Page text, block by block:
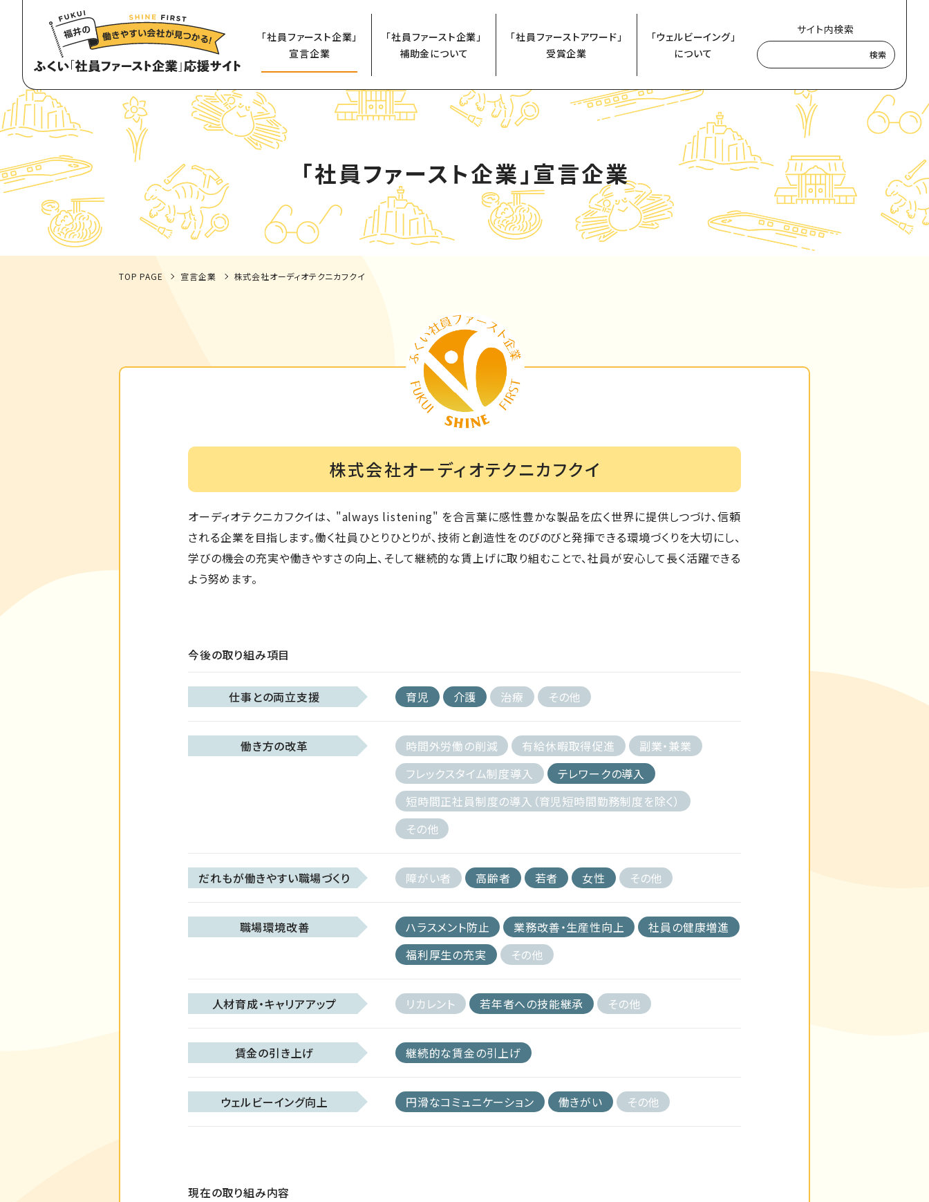
「社員ファースト企業」
宣言企業
「社員ファースト企業」
補助金について
「社員ファーストアワード」
受賞企業
「ウェルビーイング」
について
サイト内検索
検索
「社員ファースト企業」宣言企業
TOP PAGE 宣言企業 株式会社オーディオテクニカフクイ
株式会社オーディオテクニカフクイ
オーディオテクニカフクイは、 "always listening" を合言葉に感性豊かな製品を広く世界に提供しつづけ、信頼
される企業を目指します。働く社員ひとりひとりが、技術と創造性をのびのびと発揮できる環境づくりを大切にし、
学びの機会の充実や働きやすさの向上、そして継続的な賃上げに取り組むことで、社員が安心して長く活躍できる
よう努めます。
今後の取り組み項目
仕事との両立支援 育児 介護 治療 その他
働き方の改革 時間外労働の削減 有給休暇取得促進
副業・兼業
フレックスタイム制度導入
テレワークの導入
短時間正社員制度の導入（育児短時間勤務制度を除く）
その他
だれもが働きやすい職場づくり 障がい者 高齢者 若者 女性 その他
職場環境改善 ハラスメント防止 業務改善・生産性向上
社員の健康増進
福利厚生の充実
その他
人材育成・キャリアアップ リカレント 若年者への技能継承 その他
賃金の引き上げ 継続的な賃金の引上げ
ウェルビーイング向上 円滑なコミュニケーション 働きがい その他
現在の取り組み内容